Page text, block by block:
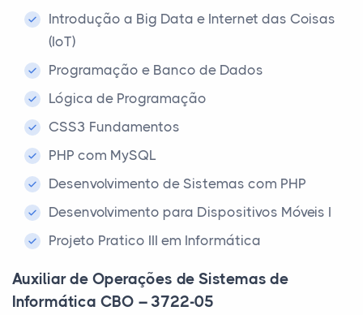
Introdução a Big Data e Internet das Coisas
(IoT)
Programação e Banco de Dados
Lógica de Programação
CSS3 Fundamentos
PHP com MySQL
Desenvolvimento de Sistemas com PHP
Desenvolvimento para Dispositivos Móveis I
Projeto Pratico III em Informática
Auxiliar de Operações de Sistemas de
Informática CBO – 3722-05